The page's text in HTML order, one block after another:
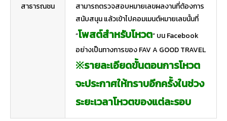
สาธารณชน
สามารถตรวจสอบหมายเลขผลงานที่ต้องการ
สนับสนุน แล้วเข้าไปคอมเมนต์หมายเลขนั้นที่
“โพสต์สำหรับโหวต” บน Facebook
อย่างเป็นทางการของ FAV A GOOD TRAVEL
※รายละเอียดขั้นตอนการโหวต
จะประกาศให้ทราบอีกครั้งในช่วง
ระยะเวลาโหวตของแต่ละรอบ